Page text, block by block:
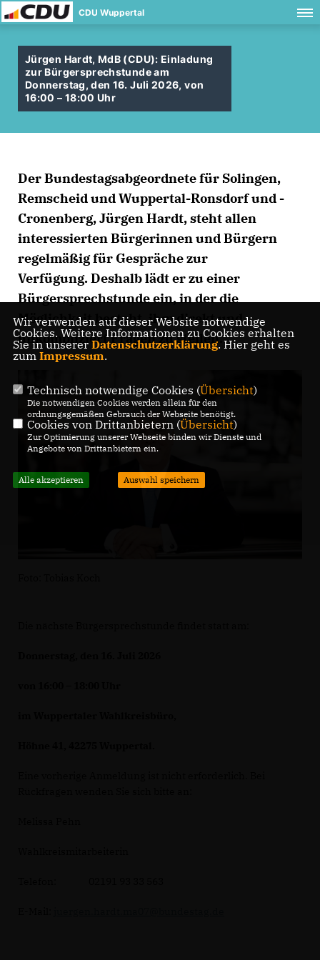
CDU Wuppertal
Jürgen Hardt, MdB (CDU): Einladung
zur Bürgersprechstunde am
Donnerstag, den 16. Juli 2026, von
16:00 – 18:00 Uhr
Der Bundestagsabgeordnete für Solingen,
Remscheid und Wuppertal-Ronsdorf und -
Cronenberg, Jürgen Hardt, steht allen
interessierten Bürgerinnen und Bürgern
regelmäßig für Gespräche zur
Verfügung. Deshalb lädt er zu einer
Bürgersprechstunde ein, in der die
Möglichkeit besteht, ihm direkt und
unkompliziert Fragen zu stellen.
Wir verwenden auf dieser Website notwendige
Cookies. Weitere Informationen zu Cookies erhalten
Sie in unserer Datenschutzerklärung. Hier geht es
zum Impressum.
Technisch notwendige Cookies (Übersicht)
Die notwendigen Cookies werden allein für den
ordnungsgemäßen Gebrauch der Webseite benötigt.
Cookies von Drittanbietern (Übersicht)
Zur Optimierung unserer Webseite binden wir Dienste und
Angebote von Drittanbietern ein.
Alle akzeptieren Auswahl speichern